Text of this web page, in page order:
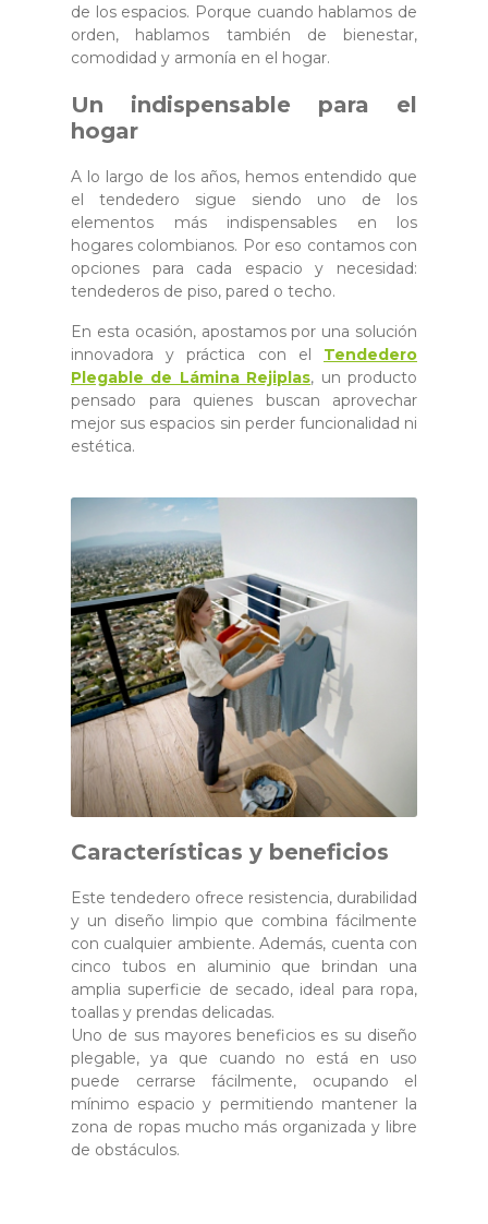
de los espacios. Porque cuando hablamos de
orden, hablamos también de bienestar,
comodidad y armonía en el hogar.
Un indispensable para el
hogar
A lo largo de los años, hemos entendido que
el tendedero sigue siendo uno de los
elementos más indispensables en los
hogares colombianos. Por eso contamos con
opciones para cada espacio y necesidad:
tendederos de piso, pared o techo.
En esta ocasión, apostamos por una solución
innovadora y práctica con el Tendedero
Plegable de Lámina Rejiplas, un producto
pensado para quienes buscan aprovechar
mejor sus espacios sin perder funcionalidad ni
estética.
Características y beneficios
Este tendedero ofrece resistencia, durabilidad
y un diseño limpio que combina fácilmente
con cualquier ambiente. Además, cuenta con
cinco tubos en aluminio que brindan una
amplia superficie de secado, ideal para ropa,
toallas y prendas delicadas.
Uno de sus mayores beneficios es su diseño
plegable, ya que cuando no está en uso
puede cerrarse fácilmente, ocupando el
mínimo espacio y permitiendo mantener la
zona de ropas mucho más organizada y libre
de obstáculos.